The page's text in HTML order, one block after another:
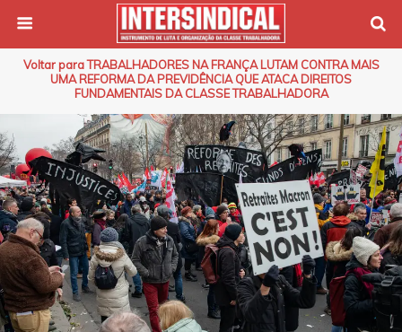
Voltar para TRABALHADORES NA FRANÇA LUTAM CONTRA MAIS
UMA REFORMA DA PREVIDÊNCIA QUE ATACA DIREITOS
FUNDAMENTAIS DA CLASSE TRABALHADORA